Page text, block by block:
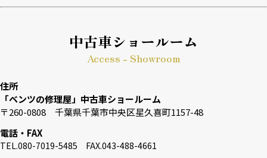
中古車ショールーム
Access - Showroom
住所
「ベンツの修理屋」中古車ショールーム
〒260-0808 千葉県千葉市中央区星久喜町1157-48
電話・FAX
TEL.080-7019-5485 FAX.043-488-4661